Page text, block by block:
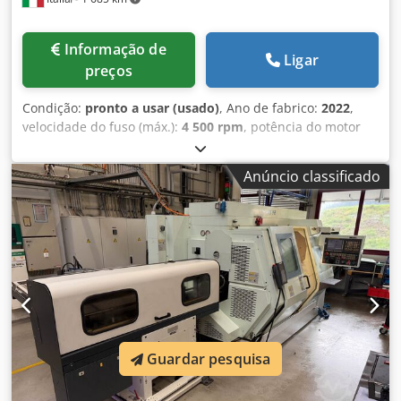
preços
Ligar
Condição: pronto a usar (usado), Ano de fabrico: 2022,
velocidade do fuso (máx.): 4 500 rpm, potência do motor
, número de eixos:
horizontal Biglia B1200M 3s foi fabricado em 2022.
Apresenta um comprimento máximo de viragem de 620
mm e um diâmetro máximo de viragem de 360 mm,
proporcionando capacidades robustas para várias
aplicações de viragem. Com uma velocidade do fuso de
4.500 rpm e uma capacidade de barra de 70 mm,
considere a oportunidade de comprar este torno
horizontal Biglia B1200M. Contacte-nos para mais
informações. Dkedpfx Aoyk Uitjmler • Comprimento
máximo de viragem: 620 mm • Diâmetro máximo de
viragem: 360 mm • Capacidade da barra: 70 mm • Nariz do
fuso: ASA 8 • Potência das ferramentas acionadas: 11 / 13
kW Equipamento adicional • Transportador de aparas: tipo
Anúncio classificado
Guardar pesquisa